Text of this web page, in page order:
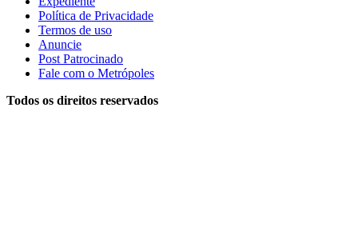
Política de Privacidade
Termos de uso
Anuncie
Post Patrocinado
Fale com o Metrópoles
Todos os direitos reservados